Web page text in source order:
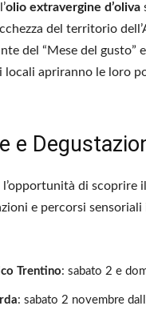
olio extravergine d’oliva
del territorio
del “Mese del gusto”
apriranno le loro
e
l’opportunità di scoprire
e percorsi
Trentino: sabato 2 e
: sabato 2 novembre